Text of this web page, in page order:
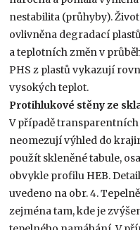
nestabilita (průhyby).
ovlivněna degradací
a teplotních změn v
PHS z plastů vykazují
vysokých teplot.
Protihlukové stěny ze
V případě
neomezují výhled do
použít skleněné tabule,
obvykle profilu HEB.
uvedeno na obr. 4.
zejména tam, kde je